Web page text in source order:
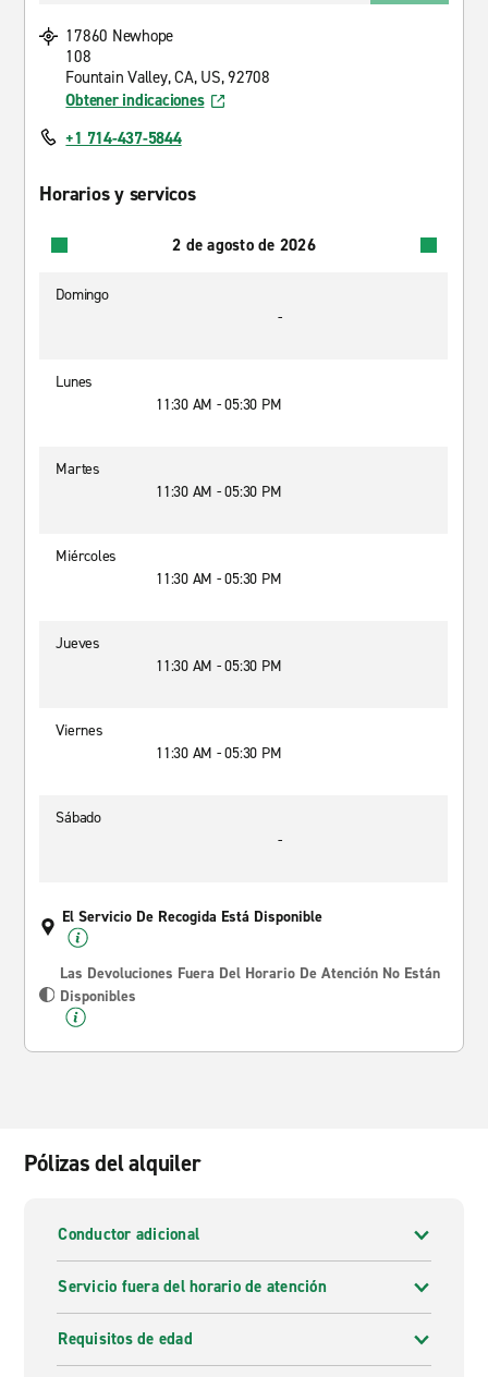
17860 Newhope
108
Fountain Valley, CA, US, 92708
Obtener indicaciones
+1 714-437-5844
Horarios y servicos
2 de agosto de 2026
Domingo
-
Lunes
11:30 AM - 05:30 PM
Martes
11:30 AM - 05:30 PM
Miércoles
11:30 AM - 05:30 PM
Jueves
11:30 AM - 05:30 PM
Viernes
11:30 AM - 05:30 PM
Sábado
-
El Servicio De Recogida Está Disponible
Las Devoluciones Fuera Del Horario De Atención No Están
Disponibles
Pólizas del alquiler
Conductor adicional
Servicio fuera del horario de atención
Requisitos de edad